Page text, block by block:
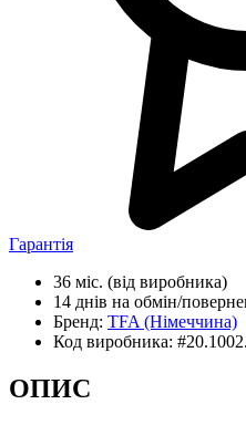
Гарантія
36 міс. (від виробника)
14 днів на обмін/
Бренд: TFA (Німеччина)
Код виробника:
ОПИС